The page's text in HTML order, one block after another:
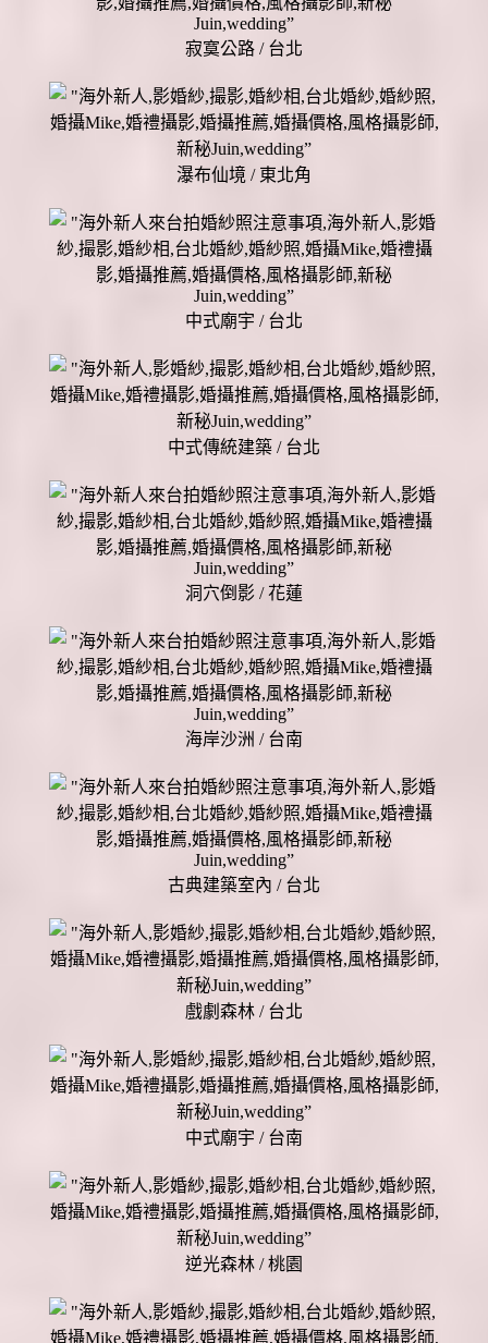
寂寞公路 / 台北
瀑布仙境 / 東北角
中式廟宇 / 台北
中式傳統建築 / 台北
洞穴倒影 / 花蓮
海岸沙洲 / 台南
古典建築室內 / 台北
戲劇森林 / 台北
中式廟宇 / 台南
逆光森林 / 桃園